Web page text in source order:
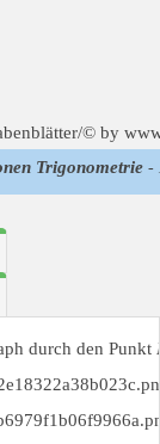
Trigonometrie -
durch den Punkt